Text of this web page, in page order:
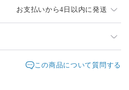
傷・色ムラなどが見られる場合が
の風合いとしてお楽しみください。
お支払いから4日以内に発送
3週間ほどお時間を頂きます。
この商品について質問する